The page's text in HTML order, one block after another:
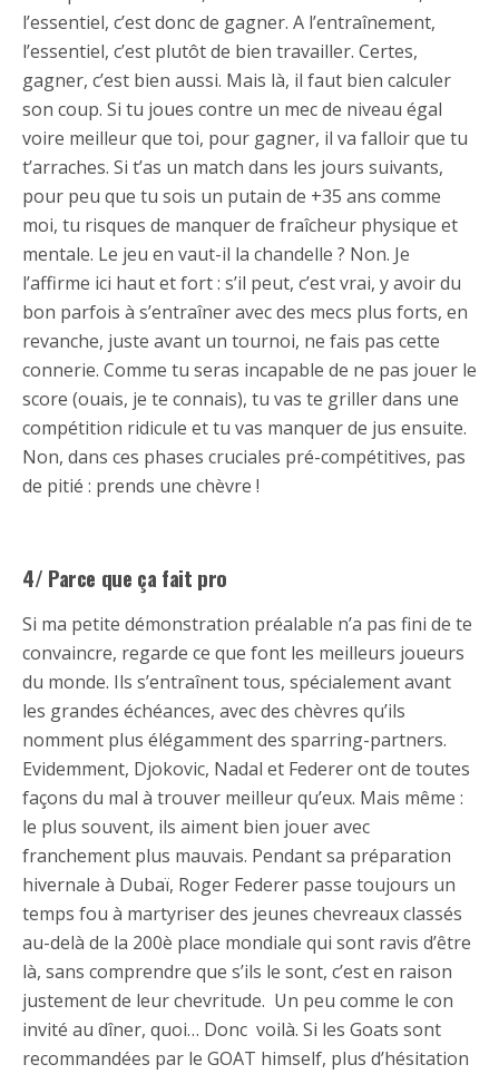
l’essentiel, c’est donc de gagner. A l’entraînement,
l’essentiel, c’est plutôt de bien travailler. Certes,
gagner, c’est bien aussi. Mais là, il faut bien calculer
son coup. Si tu joues contre un mec de niveau égal
voire meilleur que toi, pour gagner, il va falloir que tu
t’arraches. Si t’as un match dans les jours suivants,
pour peu que tu sois un putain de +35 ans comme
moi, tu risques de manquer de fraîcheur physique et
mentale. Le jeu en vaut-il la chandelle ? Non. Je
l’affirme ici haut et fort : s’il peut, c’est vrai, y avoir du
bon parfois à s’entraîner avec des mecs plus forts, en
revanche, juste avant un tournoi, ne fais pas cette
connerie. Comme tu seras incapable de ne pas jouer le
score (ouais, je te connais), tu vas te griller dans une
compétition ridicule et tu vas manquer de jus ensuite.
Non, dans ces phases cruciales pré-compétitives, pas
de pitié : prends une chèvre !
4/ Parce que ça fait pro
Si ma petite démonstration préalable n’a pas fini de te
convaincre, regarde ce que font les meilleurs joueurs
du monde. Ils s’entraînent tous, spécialement avant
les grandes échéances, avec des chèvres qu’ils
nomment plus élégamment des sparring-partners.
Evidemment, Djokovic, Nadal et Federer ont de toutes
façons du mal à trouver meilleur qu’eux. Mais même :
le plus souvent, ils aiment bien jouer avec
franchement plus mauvais. Pendant sa préparation
hivernale à Dubaï, Roger Federer passe toujours un
temps fou à martyriser des jeunes chevreaux classés
au-delà de la 200è place mondiale qui sont ravis d’être
là, sans comprendre que s’ils le sont, c’est en raison
justement de leur chevritude. Un peu comme le con
invité au dîner, quoi… Donc voilà. Si les Goats sont
recommandées par le GOAT himself, plus d’hésitation